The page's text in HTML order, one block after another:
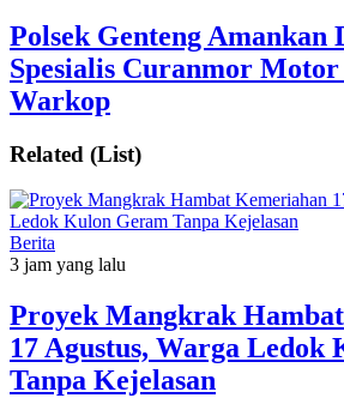
Polsek Genteng Amankan
Spesialis Curanmor
Warkop
Related (List)
Berita
3 jam yang lalu
‎Proyek Mangkrak
17 Agustus, Warga Ledok
Tanpa Kejelasan